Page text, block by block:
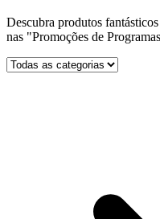
Descubra produtos
nas "Promoções de